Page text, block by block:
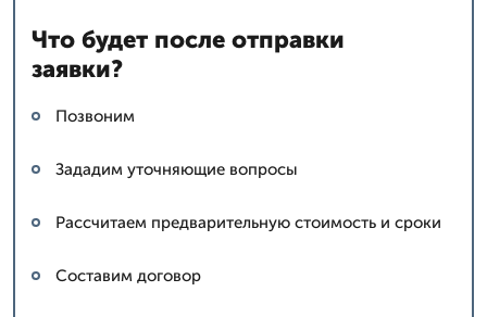
Что будет после отправки
заявки?
Позвоним
Зададим уточняющие вопросы
Рассчитаем предварительную стоимость и сроки
Составим договор